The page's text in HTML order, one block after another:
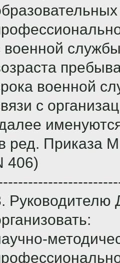
военной
военной
с
ред. Приказа
406)